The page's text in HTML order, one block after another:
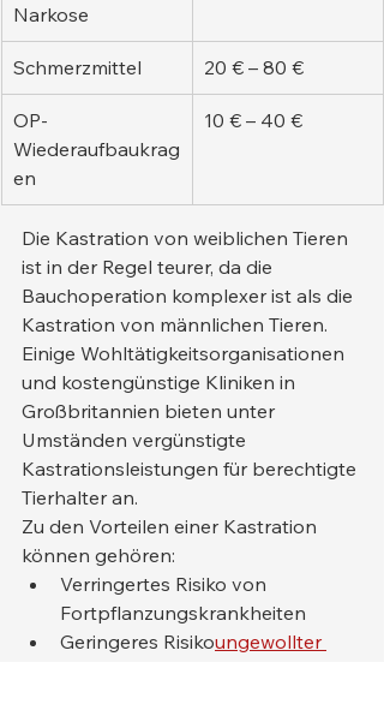
Narkose
Schmerzmittel 20 € – 80 €
OP-
Wiederaufbaukrag
en
10 € – 40 €
Die Kastration von weiblichen Tieren
ist in der Regel teurer, da die
Bauchoperation komplexer ist als die
Kastration von männlichen Tieren.
Einige Wohltätigkeitsorganisationen
und kostengünstige Kliniken in
Großbritannien bieten unter
Umständen vergünstigte
Kastrationsleistungen für berechtigte
Tierhalter an.
Zu den Vorteilen einer Kastration
können gehören:
Verringertes Risiko von
Fortpflanzungskrankheiten
Geringeres Risikoungewollter